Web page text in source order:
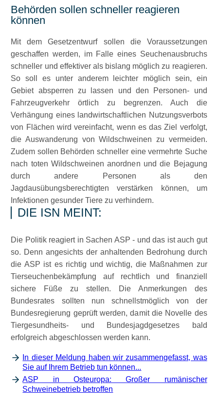
Behörden sollen schneller reagieren
können
Mit dem Gesetzentwurf sollen die Voraussetzungen
geschaffen werden, im Falle eines Seuchenausbruchs
schneller und effektiver als bislang möglich zu reagieren.
So soll es unter anderem leichter möglich sein, ein
Gebiet absperren zu lassen und den Personen- und
Fahrzeugverkehr örtlich zu begrenzen. Auch die
Verhängung eines landwirtschaftlichen Nutzungsverbots
von Flächen wird vereinfacht, wenn es das Ziel verfolgt,
die Auswanderung von Wildschweinen zu vermeiden.
Zudem sollen Behörden schneller eine vermehrte Suche
nach toten Wildschweinen anordnen und die Bejagung
durch andere Personen als den
Jagdausübungsberechtigten verstärken können, um
Infektionen gesunder Tiere zu verhindern.
DIE ISN MEINT:
Die Politik reagiert in Sachen ASP - und das ist auch gut
so. Denn angesichts der anhaltenden Bedrohung durch
die ASP ist es richtig und wichtig, die Maßnahmen zur
Tierseuchenbekämpfung auf rechtlich und finanziell
sichere Füße zu stellen. Die Anmerkungen des
Bundesrates sollten nun schnellstmöglich von der
Bundesregierung geprüft werden, damit die Novelle des
Tiergesundheits- und Bundesjagdgesetzes bald
erfolgreich abgeschlossen werden kann.
In dieser Meldung haben wir zusammengefasst, was
Sie auf Ihrem Betrieb tun können...
ASP in Osteuropa: Großer rumänischer
Schweinebetrieb betroffen